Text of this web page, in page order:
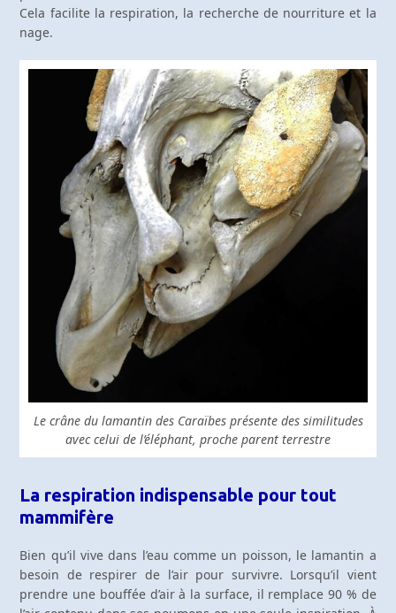
Cela facilite la respiration, la recherche de nourriture et la
nage.
Le crâne du lamantin des Caraïbes présente des similitudes
avec celui de l’éléphant, proche parent terrestre
La respiration indispensable pour tout
mammifère
Bien qu’il vive dans l’eau comme un poisson, le lamantin a
besoin de respirer de l’air pour survivre. Lorsqu’il vient
prendre une bouffée d’air à la surface, il remplace 90 % de